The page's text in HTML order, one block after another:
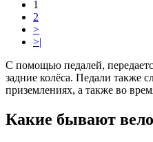
1
2
>
>|
С помощью педалей,
задние колёса. Педали также
приземлениях, а также во
Какие бывают